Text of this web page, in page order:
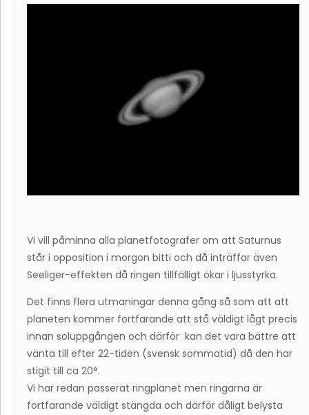
Vi vill påminna alla planetfotografer om att Saturnus
står i opposition i morgon bitti och då inträffar även
Seeliger-effekten då ringen tillfälligt ökar i ljusstyrka.
Det finns flera utmaningar denna gång så som att att
planeten kommer fortfarande att stå väldigt lågt precis
innan soluppgången och därför kan det vara bättre att
vänta till efter 22-tiden (svensk sommatid) då den har
stigit till ca 20°.
Vi har redan passerat ringplanet men ringarna är
fortfarande väldigt stängda och därför dåligt belysta